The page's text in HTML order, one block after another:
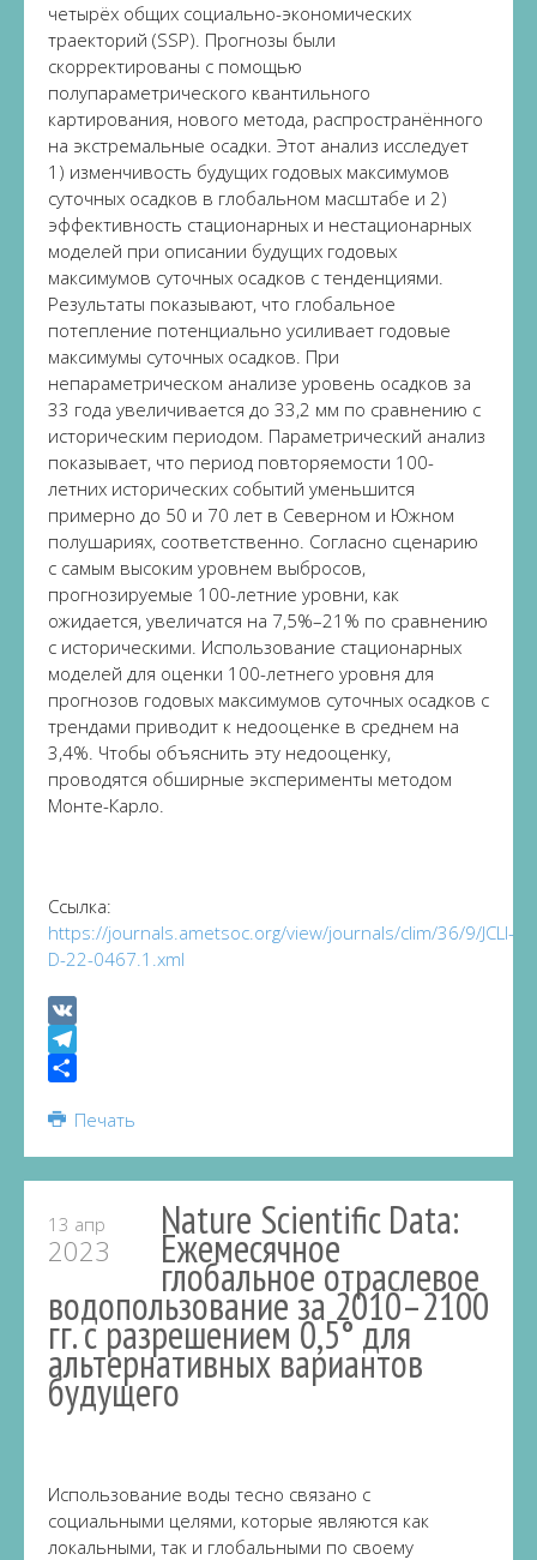
четырёх общих социально-экономических
траекторий (SSP). Прогнозы были
скорректированы с помощью
полупараметрического квантильного
картирования, нового метода, распространённого
на экстремальные осадки. Этот анализ исследует
1) изменчивость будущих годовых максимумов
суточных осадков в глобальном масштабе и 2)
эффективность стационарных и нестационарных
моделей при описании будущих годовых
максимумов суточных осадков с тенденциями.
Результаты показывают, что глобальное
потепление потенциально усиливает годовые
максимумы суточных осадков. При
непараметрическом анализе уровень осадков за
33 года увеличивается до 33,2 мм по сравнению с
историческим периодом. Параметрический анализ
показывает, что период повторяемости 100-
летних исторических событий уменьшится
примерно до 50 и 70 лет в Северном и Южном
полушариях, соответственно. Согласно сценарию
с самым высоким уровнем выбросов,
прогнозируемые 100-летние уровни, как
ожидается, увеличатся на 7,5%–21% по сравнению
с историческими. Использование стационарных
моделей для оценки 100-летнего уровня для
прогнозов годовых максимумов суточных осадков с
трендами приводит к недооценке в среднем на
3,4%. Чтобы объяснить эту недооценку,
проводятся обширные эксперименты методом
Монте-Карло.
Ссылка:
https://journals.ametsoc.org/view/journals/clim/36/9/JCLI-
D-22-0467.1.xml
VK
Telegram
Печать
13 апр
2023
Nature Scientific Data:
Ежемесячное
глобальное отраслевое
водопользование за 2010–2100
гг. с разрешением 0,5° для
альтернативных вариантов
будущего
Использование воды тесно связано с
социальными целями, которые являются как
локальными, так и глобальными по своему